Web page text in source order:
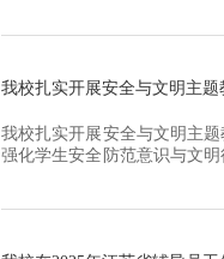
我校扎实开展安全与文明主
我校扎实开展安全与文明主
强化学生安全防范意识与文